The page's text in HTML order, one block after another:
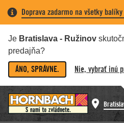
Doprava zadarmo na všetky balíky
Je Bratislava - Ružinov
predajňa?
ÁNO, SPRÁVNE. Nie, vybrať inú